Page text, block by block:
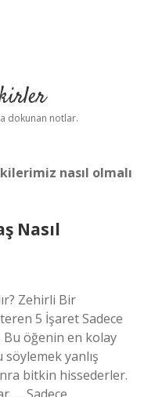
dokunan notlar.
nasıl olmalı
Nasıl
Zehirli Bir
5 İşaret Sadece
öğenin en kolay
yanlış
bitkin hissederler.